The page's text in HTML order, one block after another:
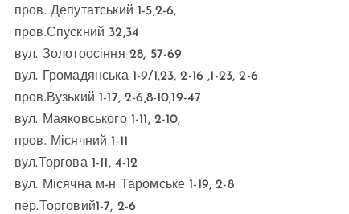
пров. Депутатський 1-5,2-6,
пров.Спускний 32,34
вул. Золотоосіння 28, 57-69
вул. Громадянська 1-9/1,23, 2-16 ,1-23, 2-6
пров.Вузький 1-17, 2-6,8-10,19-47
вул. Маяковського 1-11, 2-10,
пров. Місячний 1-11
вул.Торгова 1-11, 4-12
вул. Місячна м-н Таромське 1-19, 2-8
пер.Торговий1-7, 2-6